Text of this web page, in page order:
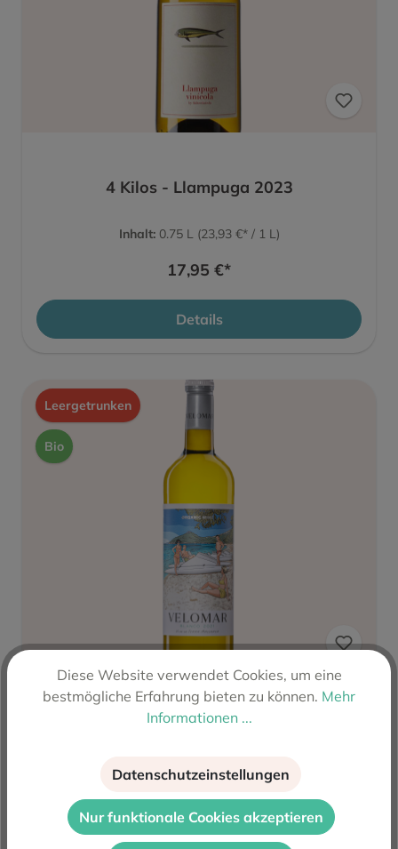
4 Kilos - Llampuga 2023
Inhalt: 0.75 L (23,93 €* / 1 L)
17,95 €*
Details
Leergetrunken
Bio
Can Axartell Velomar Blanco 2024
Inhalt:0.75 L(13,27 €* / 1 L)
9,95 €*
Diese Website verwendet Cookies, um eine
bestmögliche Erfahrung bieten zu können. Mehr
Informationen ...
Datenschutzeinstellungen
Nur funktionale Cookies akzeptieren